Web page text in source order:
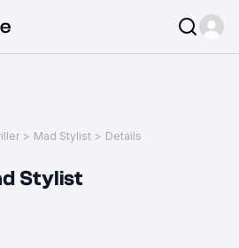
> Mad Stylist > Details
Stylist